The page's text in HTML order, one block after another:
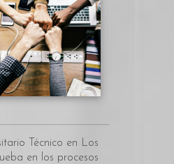
Técnico en Los
en los procesos